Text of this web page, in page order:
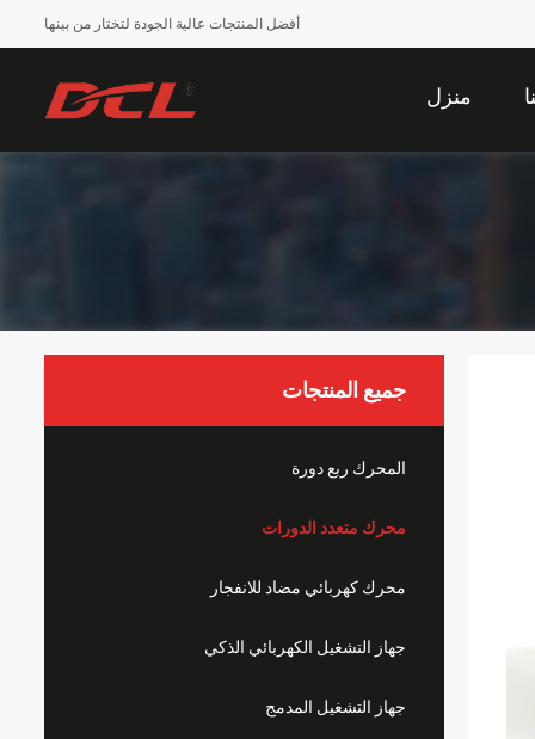
أفضل المنتجات عالية الجودة لتختار من بينها
منزل
جميع المنتجات
المحرك ربع دورة
محرك متعدد الدورات
محرك كهربائي مضاد للانفجار
جهاز التشغيل الكهربائي الذكي
جهاز التشغيل المدمج